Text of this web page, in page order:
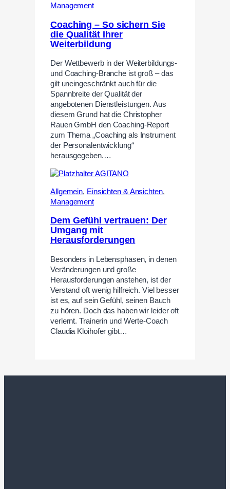
Management
Coaching – So sichern Sie
die Qualität Ihrer
Weiterbildung
Der Wettbewerb in der Weiterbildungs-
und Coaching-Branche ist groß – das
gilt uneingeschränkt auch für die
Spannbreite der Qualität der
angebotenen Dienstleistungen. Aus
diesem Grund hat die Christopher
Rauen GmbH den Coaching-Report
zum Thema „Coaching als Instrument
der Personalentwicklung“
herausgegeben.…
Allgemein, Einsichten & Ansichten,
Management
Dem Gefühl vertrauen: Der
Umgang mit
Herausforderungen
Besonders in Lebensphasen, in denen
Veränderungen und große
Herausforderungen anstehen, ist der
Verstand oft wenig hilfreich. Viel besser
ist es, auf sein Gefühl, seinen Bauch
zu hören. Doch das haben wir leider oft
verlernt. Trainerin und Werte-Coach
Claudia Kloihofer gibt…